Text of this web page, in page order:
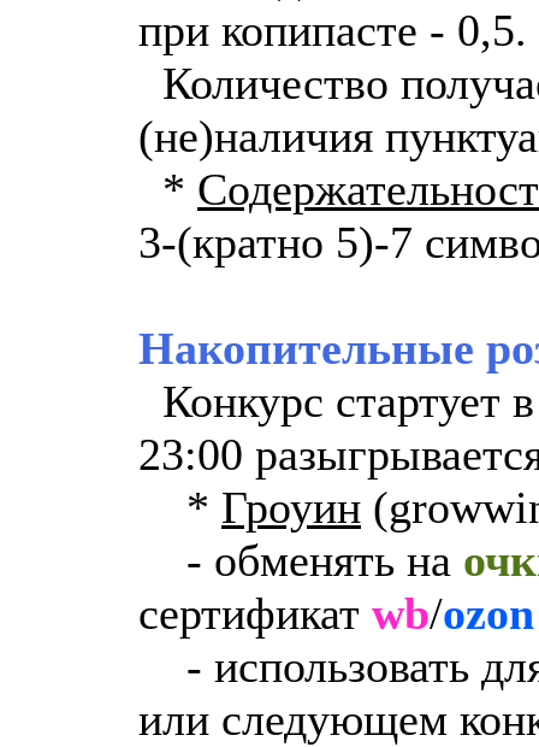
при копипасте - 0,5.
Количество
(не)наличия
*
3-(кратно 5)-7
Накопительные
Конкурс стартует
23:00
* Гроуин
- обменять на
сертификат wb/ozon
- использовать
или следующем